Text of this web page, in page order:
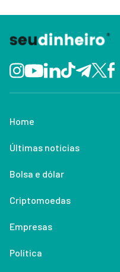
Home
Últimas notícias
Bolsa e dólar
Criptomoedas
Empresas
Política